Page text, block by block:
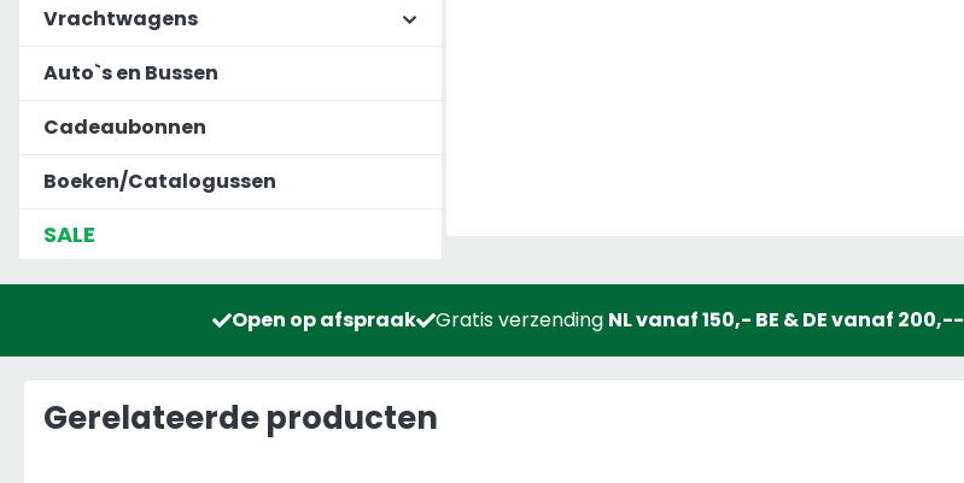
Vrachtwagens
Auto`s en Bussen
Cadeaubonnen
Boeken/Catalogussen
SALE
Open op afspraak Gratis verzending NL vanaf 150,- BE & DE vanaf 200,--
Gerelateerde producten